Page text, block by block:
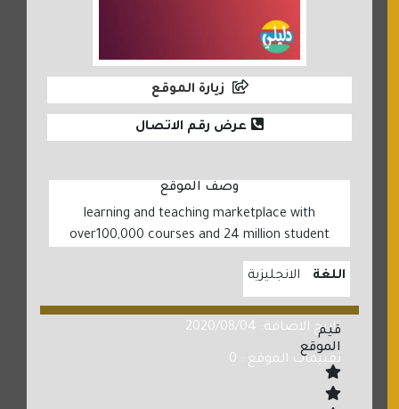
زيارة الموقع
عرض رقم الاتصال
وصف الموقع
learning and teaching marketplace with
over100,000 courses and 24 million student
اللغة الانجليزية
تاريخ الاضافة: 2020/08/04
تقييمات الموقع : 0
قيم
الموقع